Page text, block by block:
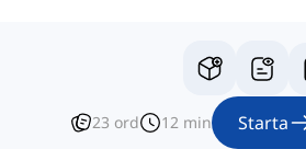
23 ord 12 min Starta